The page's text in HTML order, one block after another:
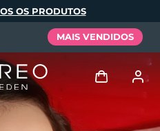
OS PRODUTOS
MAIS VENDIDOS
Entrar